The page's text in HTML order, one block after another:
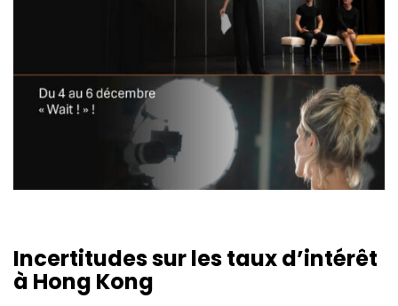
Incertitudes sur les taux d’intérêt
à Hong Kong